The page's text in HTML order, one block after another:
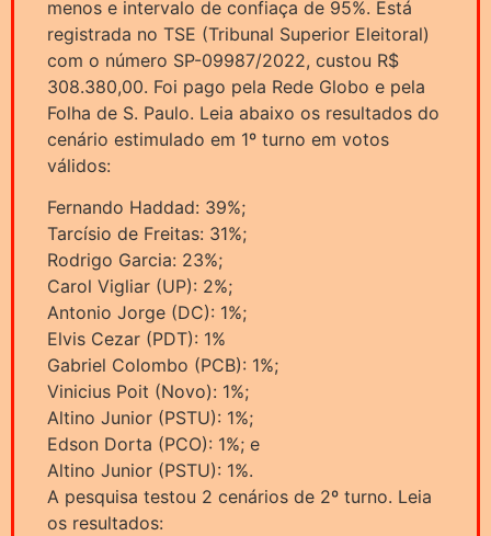
menos e intervalo de confiaça de 95%. Está
registrada no TSE (Tribunal Superior Eleitoral)
com o número SP-09987/2022, custou R$
308.380,00. Foi pago pela Rede Globo e pela
Folha de S. Paulo. Leia abaixo os resultados do
cenário estimulado em 1º turno em votos
válidos:
Fernando Haddad: 39%;
Tarcísio de Freitas: 31%;
Rodrigo Garcia: 23%;
Carol Vigliar (UP): 2%;
Antonio Jorge (DC): 1%;
Elvis Cezar (PDT): 1%
Gabriel Colombo (PCB): 1%;
Vinicius Poit (Novo): 1%;
Altino Junior (PSTU): 1%;
Edson Dorta (PCO): 1%; e
Altino Junior (PSTU): 1%.
A pesquisa testou 2 cenários de 2º turno. Leia
os resultados: